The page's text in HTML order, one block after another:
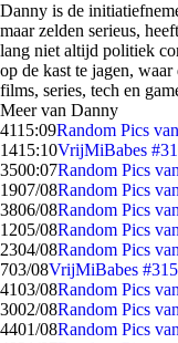
Danny is de
maar zelden serieus,
lang niet altijd politiek
op de kast te jagen,
films, series, tech en
Meer van Danny
4115:09Random Pics
1415:10VrijMiBabes
3500:07Random Pics
1907/08Random Pics
3806/08Random Pics
1205/08Random Pics
2304/08Random Pics
703/08VrijMiBabes
4103/08Random Pics
3002/08Random Pics
4401/08Random Pics